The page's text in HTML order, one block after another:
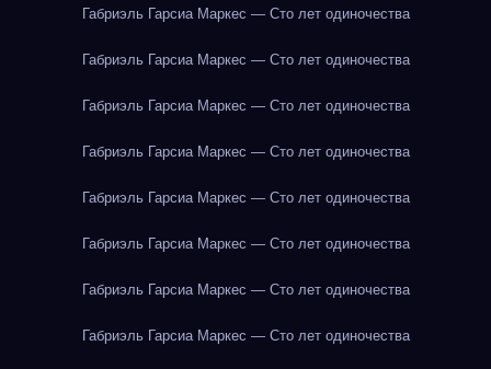
Габриэль Гарсиа Маркес — Сто лет одиночества
Габриэль Гарсиа Маркес — Сто лет одиночества
Габриэль Гарсиа Маркес — Сто лет одиночества
Габриэль Гарсиа Маркес — Сто лет одиночества
Габриэль Гарсиа Маркес — Сто лет одиночества
Габриэль Гарсиа Маркес — Сто лет одиночества
Габриэль Гарсиа Маркес — Сто лет одиночества
Габриэль Гарсиа Маркес — Сто лет одиночества